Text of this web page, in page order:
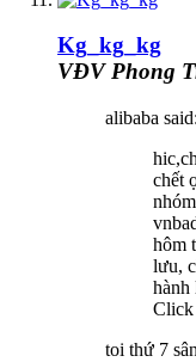
Kg_kg_kg
VĐV Phong
alibaba said:
chết
hôm
lưu,
hành
Click
toi thứ 7